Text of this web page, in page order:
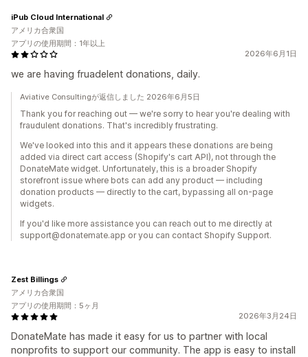
2026年6月1日
we are having fruadelent donations, daily.
iPub Cloud International
アメリカ合衆国
アプリの使用期間：1年以上
Aviative Consultingが返信しました 2026年6月5日
Thank you for reaching out — we're sorry to hear you're dealing with
fraudulent donations. That's incredibly frustrating.
We've looked into this and it appears these donations are being
added via direct cart access (Shopify's cart API), not through the
DonateMate widget. Unfortunately, this is a broader Shopify
storefront issue where bots can add any product — including
donation products — directly to the cart, bypassing all on-page
widgets.
If you'd like more assistance you can reach out to me directly at
support@donatemate.app or you can contact Shopify Support.
2026年3月24日
DonateMate has made it easy for us to partner with local
nonprofits to support our community. The app is easy to install
Zest Billings
アメリカ合衆国
アプリの使用期間：5ヶ月